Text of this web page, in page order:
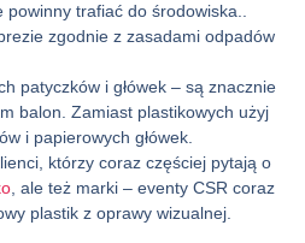
powinny trafiać do środowiska..
zgodnie z zasadami odpadów
patyczków i główek – są znacznie
balon. Zamiast plastikowych użyj
i papierowych główek.
którzy coraz częściej pytają o
, ale też marki – eventy CSR coraz
plastik z oprawy wizualnej.